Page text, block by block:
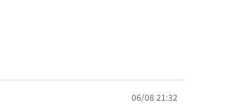
06/08 21:32